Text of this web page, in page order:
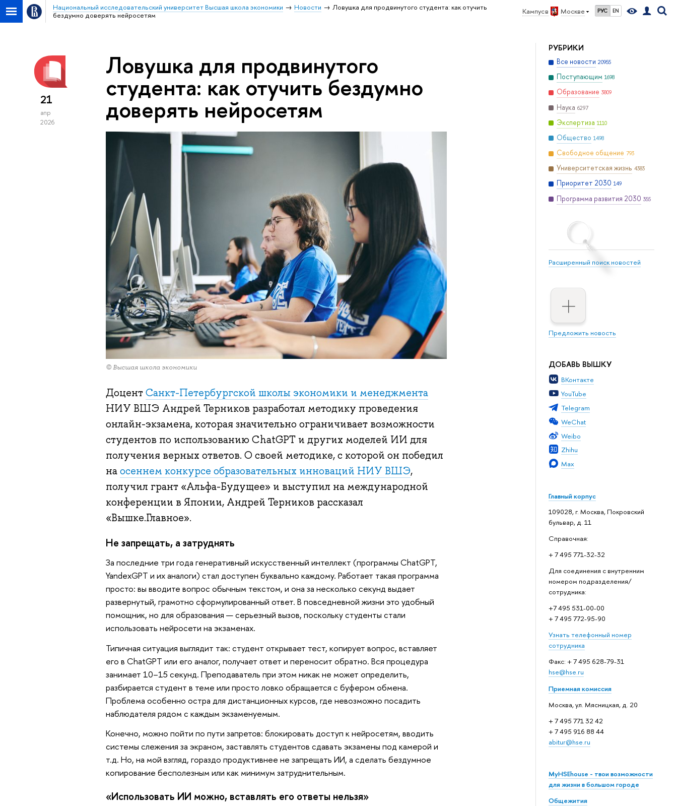
Кампус в Москве РУС EN
Национальный исследовательский университет Высшая школа экономики Новости
Ловушка для продвинутого студента: как отучить
бездумно доверять нейросетям
РУБРИКИ
Все новости 20955
Поступающим 1698
Образование 3809
Наука 6297
Экспертиза 1110
Общество 1498
Свободное общение 793
Университетская жизнь 4383
Приоритет 2030 149
Программа развития 2030 355
Расширенный поиск новостей
Предложить новость
ДОБАВЬ ВЫШКУ
ВКонтакте
YouTube
Telegram
WeChat
Weibo
Zhihu
Max
Главный корпус
109028, г. Москва, Покровский
бульвар, д. 11
Справочная:
+ 7 495 771-32-32
Для соединения с внутренним
номером подразделения/
сотрудника:
+7 495 531-00-00
+ 7 495 772-95-90
Узнать телефонный номер
сотрудника
Факс: + 7 495 628-79-31
hse@hse.ru
Приемная комиссия
Москва, ул. Мясницкая, д. 20
+ 7 495 771 32 42
+ 7 495 916 88 44
abitur@hse.ru
MyHSEhouse - твои возможности
для жизни в большом городе
Общежития
21
апр
2026
Ловушка для продвинутого
студента: как отучить бездумно
доверять нейросетям
© Высшая школа экономики
ДоцентСанкт-Петербургской школы экономики и менеджмента
НИУ ВШЭ Андрей Терников разработал методику проведения
онлайн-экзамена, которая значительно ограничивает возможности
студентов по использованию ChatGPT и других моделей ИИ для
получения верных ответов. О своей методике, с которой он победил
наосеннем конкурсе образовательных инноваций НИУ ВШЭ,
получил грант «Альфа-Будущее» и выступил на международной
конференции в Японии, Андрей Терников рассказал
«Вышке.Главное».
Не запрещать, а затруднять
За последние три года генеративный искусственный интеллект (программы ChatGPT,
YandexGPT и их аналоги) стал доступен буквально каждому. Работает такая программа
просто: вы вводите вопрос обычным текстом, и она за несколько секунд выдает
развернутый, грамотно сформулированный ответ. В повседневной жизни это удобный
помощник, но для образования — серьезный вызов, поскольку студенты стали
использовать нейросети на экзаменах.
Типичная ситуация выглядит так: студент открывает тест, копирует вопрос, вставляет
его в ChatGPT или его аналог, получает ответ и переносит обратно. Вся процедура
занимает 10–15 секунд. Преподаватель при этом никак не может определить,
разбирается студент в теме или просто ловко обращается с буфером обмена.
Проблема особенно остра для дистанционных курсов, где невозможно посадить
наблюдателя рядом с каждым экзаменуемым.
Конечно, можно пойти по пути запретов: блокировать доступ к нейросетям, вводить
системы слежения за экраном, заставлять студентов сдавать экзамены под камерой и
т.д. Но, на мой взгляд, гораздо продуктивнее не запрещать ИИ, а сделать бездумное
копирование бесполезным или как минимум затруднительным.
«Использовать ИИ можно, вставлять его ответы нельзя»